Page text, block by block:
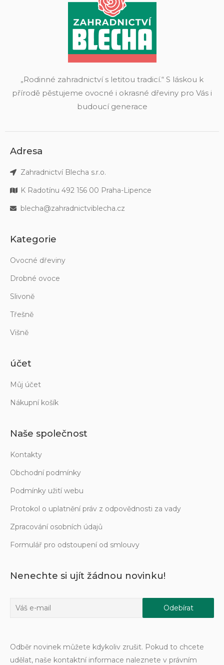
„Rodinné zahradnictví s letitou tradicí.“ S láskou k
přírodě pěstujeme ovocné i okrasné dřeviny pro Vás i
budoucí generace
Adresa
Zahradnictví Blecha s.r.o.
K Radotínu 492 156 00 Praha-Lipence
blecha@zahradnictviblecha.cz
Kategorie
Ovocné dřeviny
Drobné ovoce
Slivoně
Třešně
Višně
účet
Můj účet
Nákupní košík
Naše společnost
Kontakty
Obchodní podmínky
Podmínky užití webu
Protokol o uplatnění práv z odpovědnosti za vady
Zpracování osobních údajů
Formulář pro odstoupení od smlouvy
Nenechte si ujít žádnou novinku!
Odběr novinek můžete kdykoliv zrušit. Pokud to chcete
udělat, naše kontaktní informace naleznete v právním